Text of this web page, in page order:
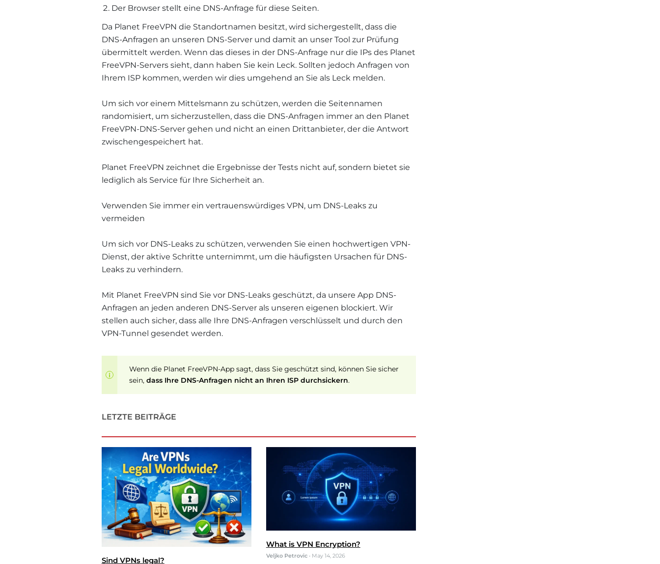
Der Browser stellt eine DNS-Anfrage für diese Seiten.
Da Planet FreeVPN die Standortnamen besitzt, wird sichergestellt, dass die
DNS-Anfragen an unseren DNS-Server und damit an unser Tool zur Prüfung
übermittelt werden. Wenn das dieses in der DNS-Anfrage nur die IPs des Planet
FreeVPN-Servers sieht, dann haben Sie kein Leck. Sollten jedoch Anfragen von
Ihrem ISP kommen, werden wir dies umgehend an Sie als Leck melden.
Um sich vor einem Mittelsmann zu schützen, werden die Seitennamen
randomisiert, um sicherzustellen, dass die DNS-Anfragen immer an den Planet
FreeVPN-DNS-Server gehen und nicht an einen Drittanbieter, der die Antwort
zwischengespeichert hat.
Planet FreeVPN zeichnet die Ergebnisse der Tests nicht auf, sondern bietet sie
lediglich als Service für Ihre Sicherheit an.
Verwenden Sie immer ein vertrauenswürdiges VPN, um DNS-Leaks zu
vermeiden
Um sich vor DNS-Leaks zu schützen, verwenden Sie einen hochwertigen VPN-
Dienst, der aktive Schritte unternimmt, um die häufigsten Ursachen für DNS-
Leaks zu verhindern.
Mit Planet FreeVPN sind Sie vor DNS-Leaks geschützt, da unsere App DNS-
Anfragen an jeden anderen DNS-Server als unseren eigenen blockiert. Wir
stellen auch sicher, dass alle Ihre DNS-Anfragen verschlüsselt und durch den
VPN-Tunnel gesendet werden.
Wenn die Planet FreeVPN-App sagt, dass Sie geschützt sind, können Sie sicher
sein, dass Ihre DNS-Anfragen nicht an Ihren ISP durchsickern.
LETZTE BEITRÄGE
Sind VPNs legal?
What is VPN Encryption?
Veljko Petrovic • May 14, 2026